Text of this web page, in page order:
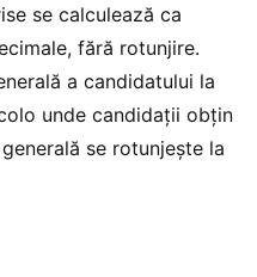
se calculează ca
fără rotunjire.
a candidatului la
unde candidaţii obţin
se rotunjeşte la